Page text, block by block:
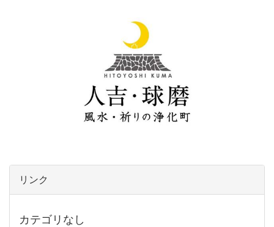
リンク
カテゴリなし